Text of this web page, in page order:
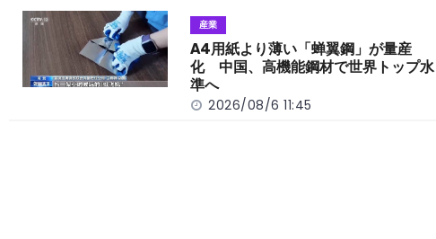
産業
A4用紙より薄い「蝉翼鋼」が量産
化 中国、高機能鋼材で世界トップ水
準へ
2026/08/6 11:45